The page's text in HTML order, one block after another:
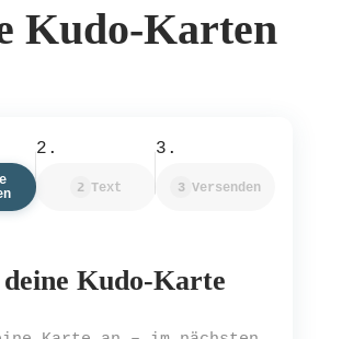
Kudo-Karten
2 Text 3 Versenden
Kudo-Karte